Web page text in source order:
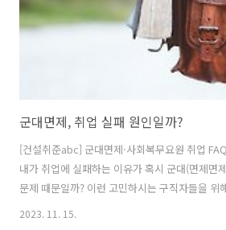
군대면제, 취업 실패 원인일까?
[건설취준abc] 군대면제·사회복무요원 취업
내가 취업에 실패하는 이유가 혹시 군대(면제면
문제 때문일까? 이런 고민하시는 구직자들을 위
다. 이 한마디로 정리하겠습니다. "(대기업) 직장
2023. 11. 15.